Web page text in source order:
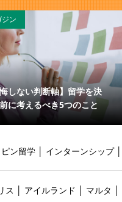
ン
悔しない判断軸】留学を決
に考えるべき5つのこと
ン留学 インターンシップ│
ス アイルランド マルタ